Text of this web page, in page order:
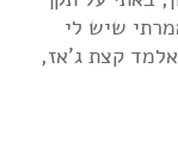
שיש לי
קצת ג'אז,